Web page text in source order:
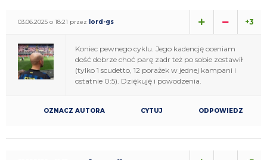
03.06.2025 o 18:21 przez lord-gs +3
Koniec pewnego cyklu. Jego kadencję oceniam
dość dobrze choć parę zadr też po sobie zostawił
(tylko 1 scudetto, 12 porażek w jednej kampani i
ostatnie 0:5). Dziękuję i powodzenia.
OZNACZ AUTORA CYTUJ ODPOWIEDZ